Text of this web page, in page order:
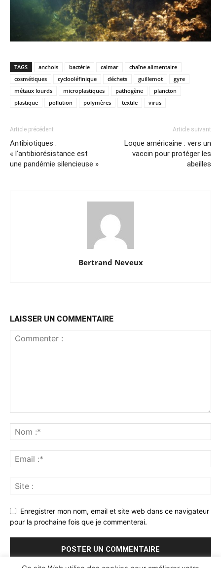
TAGS anchois bactérie calmar
chaîne alimentaire
cosmétiques
cyclooléfinique déchets guillemot
gyre
métaux lourds
microplastiques pathogène
plancton
plastique
pollution polymères textile virus
Article précédent
Antibiotiques :
« l’antibiorésistance est
une pandémie silencieuse »
Article suivant
Loque américaine : vers un
vaccin pour protéger les
abeilles
Bertrand Neveux
LAISSER UN COMMENTAIRE
Enregistrer mon nom, email et site web dans ce navigateur
pour la prochaine fois que je commenterai.